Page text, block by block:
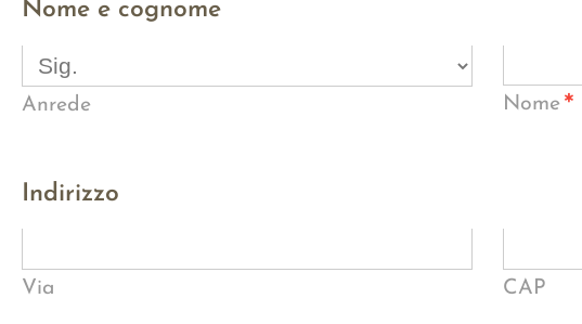
Nome e cognome
Anrede Nome *
Indirizzo
Via CAP